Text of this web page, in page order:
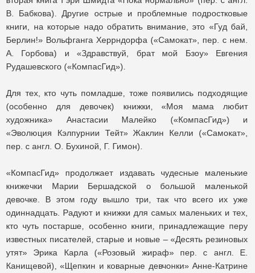
В. Бабкова). Другие острые и проблемные подростковые
книги, на которые надо обратить внимание, это «Гуд бай,
Берлин!» Вольфганга Херрндорфа («Самокат», пер. с нем.
А. Горбова) и «Здравствуй, брат мой Бзоу» Евгения
Рудашевского («КомпасГид»).
Для тех, кто чуть помладше, тоже появились подходящие
(особенно для девочек) книжки, «Моя мама любит
художника» Анастасии Малейко («КомпасГид») и
«Эволюция Кэлпурнии Тейт» Жаклин Келли («Самокат»,
пер. с англ. О. Бухиной, Г. Гимон).
«КомпасГид» продолжает издавать чудесные маленькие
книжечки Марии Бершадской о большой маленькой
девочке. В этом году вышло три, так что всего их уже
одиннадцать. Радуют и книжки для самых маленьких и тех,
кто чуть постарше, особенно книги, принадлежащие перу
известных писателей, старые и новые – «Десять резиновых
утят» Эрика Карла («Розовый жираф» пер. с англ. Е.
Канищевой), «Щепкин и коварные девчонки» Анне-Катрине